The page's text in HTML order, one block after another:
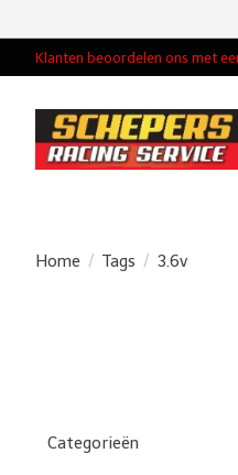
Klanten beoordelen ons met
Home / Tags / 3.6v
Categorieën